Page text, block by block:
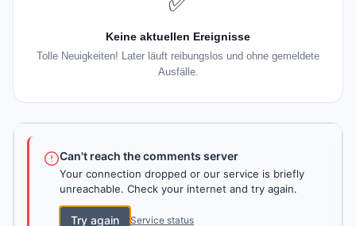
Keine aktuellen Ereignisse
Tolle Neuigkeiten! Later läuft reibungslos und ohne gemeldete
Ausfälle.
Can't reach the comments server
Your connection dropped or our service is briefly
unreachable. Check your internet and try again.
Try again Service status